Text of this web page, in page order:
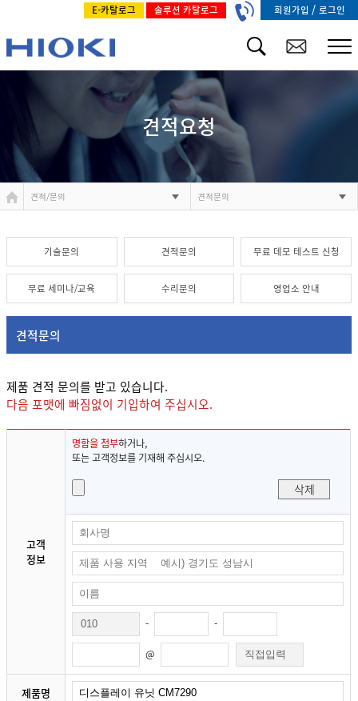
E-카탈로그 솔루션 카탈로그 회원가입 / 로그인
견적요청
견적/문의 견적문의
기술문의 견적문의 무료 데모 테스트 신청
무료 세미나/교육 수리문의 영업소 안내
견적문의
제품 견적 문의를 받고 있습니다.
다음 포맷에 빠짐없이 기입하여 주십시오.
고객
정보
명함을 첨부하거나,
또는 고객정보를 기재해 주십시오.
삭제
- -
@
제품명